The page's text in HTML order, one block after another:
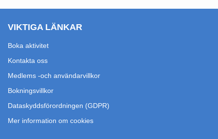
VIKTIGA LÄNKAR
Boka aktivitet
Kontakta oss
Medlems -och användarvillkor
Bokningsvillkor
Dataskyddsförordningen (GDPR)
Mer information om cookies